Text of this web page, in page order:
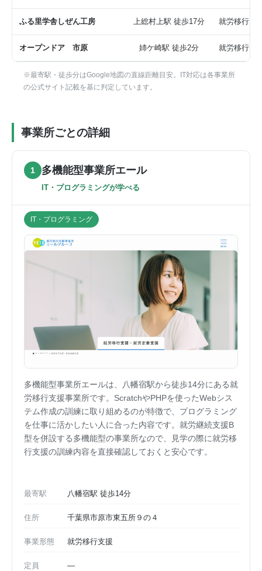
ふる里学舎しぜん工房 上総村上駅 徒歩17分 就労移行
オープンドア 市原 姉ケ崎駅 徒歩2分 就労移行
※最寄駅・徒歩分はGoogle地図の直線距離目安。IT対応は各事業所
の公式サイト記載を基に判定しています。
事業所ごとの詳細
1 多機能型事業所エール
IT・プログラミングが学べる
IT・プログラミング
多機能型事業所エールは、八幡宿駅から徒歩14分にある就
労移行支援事業所です。ScratchやPHPを使ったWebシス
テム作成の訓練に取り組めるのが特徴で、プログラミング
を仕事に活かしたい人に合った内容です。就労継続支援B
型を併設する多機能型の事業所なので、見学の際に就労移
行支援の訓練内容を直接確認しておくと安心です。
最寄駅 八幡宿駅 徒歩14分
住所 千葉県市原市東五所９の４
事業形態 就労移行支援
定員 —